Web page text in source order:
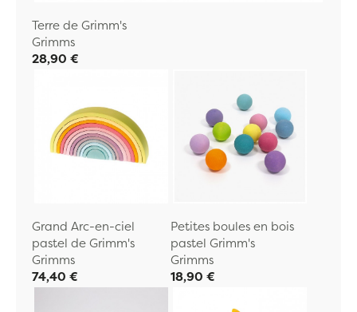
Terre de Grimm's
Grimms
28,90 €
Grand Arc-en-ciel
pastel de Grimm's
Grimms
74,40 €
Petites boules en bois
pastel Grimm's
Grimms
18,90 €